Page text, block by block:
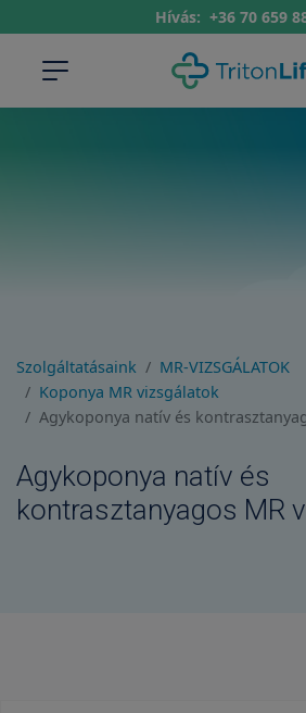
Hívás: +36 70 659
Szolgáltatásaink
MR-VIZSGÁLATOK
Koponya MR vizsgálatok
Agykoponya natív és
Agykoponya natív és
kontrasztanyagos MR